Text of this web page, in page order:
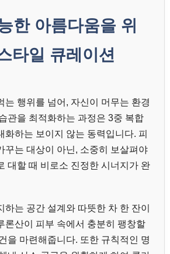
한 아름다움을 위
타일 큐레이션
는 행위를 넘어, 자신이 머무는 환경
관을 최적화하는 과정은 3중 복합
화하는 보이지 않는 동력입니다. 피
꾸는 대상이 아닌, 소중히 보살펴야
대할 때 비로소 진정한 시너지가 완
하는 공간 설계와 따뜻한 차 한 잔이
론산이 피부 속에서 충분히 팽창할
을 마련해줍니다. 또한 규칙적인 명